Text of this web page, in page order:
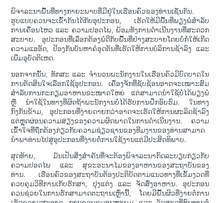
ພິຈາລະນາພື້ນທີ່ທາງກາຍະພາບທີ່ມີຢູ່ໃນເຮືອນຄົວຂອງທ່ານເຊັ່ນກັນ.
ຮູບແບບຄວນຈະເຂົ້າກັນໄດ້ກັບອຸປະກອນ, ເຮັດໃຫ້ມີພື້ນທີ່ພຽງພໍສຳລັບ
ການເຄື່ອນໄຫວ ແລະ ຄວາມປອດໄພ, ພ້ອມທັງການດຳເນີນງານທີ່ສະດວກ
ສະບາຍ. ອຸປະກອນທີ່ເລືອກຕ້ອງພໍດີກັບພື້ນທີ່ຢ່າງສະບາຍໂດຍບໍ່ກໍ່ໃຫ້ເກີດ
ຄວາມແອອັດ, ປ້ອງກັນບັນຫາຄໍອຸດຕັນທີ່ເຮັດໃຫ້ການບໍລິການຊ້າລົງ ແລະ
ເພີ່ມອຸບັດຕິເຫດ.
ນອກຈາກນັ້ນ, ທັກສະ ແລະ ຈຳນວນພະນັກງານໃນເຮືອນຄົວມີບົດບາດໃນ
ການຕັດສິນໃຈເລືອກໃຊ້ອຸປະກອນ. ເຄື່ອງຈັກທີ່ຊັບຊ້ອນອາດຈະເໝາະສົມ
ສຳລັບການກະກຽມອາຫານຂະໜາດໃຫຍ່ ແຕ່ສາມາດນຳໃຊ້ບໍ່ໄດ້ພຽງພໍ
ຫຼື ນຳໃຊ້ໃນທາງທີ່ຜິດຖ້າພະນັກງານບໍ່ໄດ້ຮັບການຝຶກອົບຮົມ. ໃນທາງ
ກົງກັນຂ້າມ, ອຸປະກອນທີ່ງ່າຍດາຍກວ່າອາດຈະເຮັດໃຫ້ການຜະລິດຊ້າລົງ
ແຕ່ຫຼຸດຜ່ອນຄວາມສ່ຽງຂອງຄວາມຜິດພາດໃນການດຳເນີນງານ. ຄວາມ
ເຂົ້າໃຈທີ່ຖືກຕ້ອງກ່ຽວກັບຄວາມຊ່ຽວຊານຂອງທີມງານຂອງທ່ານສາມາດ
ນຳພາທ່ານໄປສູ່ອຸປະກອນທີ່ງ່າຍຕໍ່ການໃຊ້ງານແຕ່ມີປະສິດທິພາບ.
ສຸດທ້າຍ, ມັນເປັນສິ່ງສຳຄັນທີ່ຈະຕ້ອງພິຈາລະນາກົດລະບຽບກ່ຽວກັບ
ຄວາມປອດໄພ ແລະ ສຸຂະອະນາໄມຂອງອາຫານຂອງສະຖາບັນຂອງ
ທ່ານ. ເຮືອນຄົວຂອງສະຖາບັນຕ້ອງປະຕິບັດຕາມແນວທາງທີ່ເຂັ້ມງວດທີ່
ຄວບຄຸມວິທີການເກັບຮັກສາ, ປຸງແຕ່ງ ແລະ ຈັດສົ່ງອາຫານ. ອຸປະກອນ
ຄວນຊ່ວຍໃນການຮັກສາມາດຕະຖານເຫຼົ່ານີ້, ໂດຍມີພື້ນຜິວທີ່ງ່າຍຕໍ່ການ